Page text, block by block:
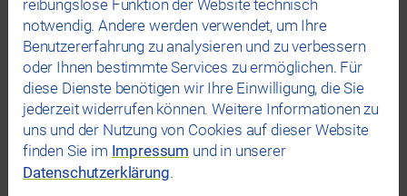
aus Erneuerbaren Energiequellen einen
besonders hohen Umweltnutzen.
Das Grüner Strom-Label ist das erste
Gütesiegel für Ökostrom in
Deutschland. Der Verein Grüner Strom
Label e.V. wurde im Dezember 1998 auf
Initiative von EUROSOLAR von
gemeinnützigen Umwelt- und
Verbraucherschutzverbänden sowie
reibungslose Funktion der Website technisch
notwendig. Andere werden verwendet, um Ihre
Benutzererfahrung zu analysieren und zu verbessern
oder Ihnen bestimmte Services zu ermöglichen. Für
diese Dienste benötigen wir Ihre Einwilligung, die Sie
jederzeit widerrufen können. Weitere Informationen zu
uns und der Nutzung von Cookies auf dieser Website
finden Sie im Impressum und in unserer
Datenschutzerklärung.